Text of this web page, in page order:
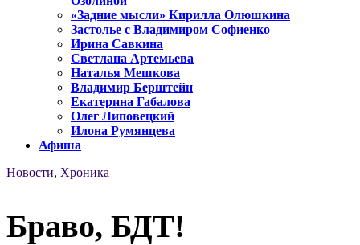
«Задние мысли» Кирилла Олюшкина
Застолье с Владимиром Софиенко
Ирина Савкина
Светлана Артемьева
Наталья Мешкова
Владимир Берштейн
Екатерина Габалова
Олег Липовецкий
Илона Румянцева
Афиша
Новости, Хроника
Браво, БДТ!